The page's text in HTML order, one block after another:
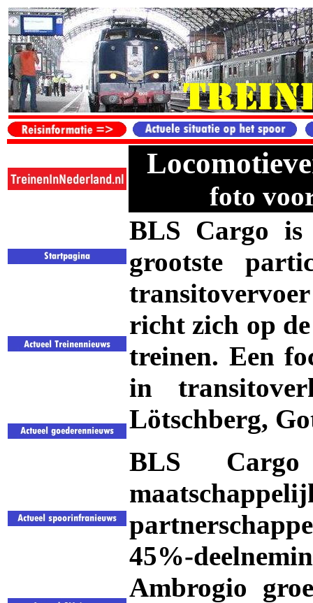
foto
BLS Cargo
grootste
richt zich op
treinen. Een
in
Lötschberg,
BLS
45%-
Ambrogio